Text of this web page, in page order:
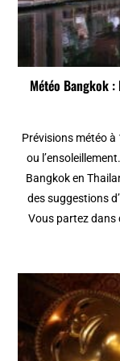
Météo Bangkok
Prévisions météo
ou
Bangkok en
des suggestions
Vous partez dans